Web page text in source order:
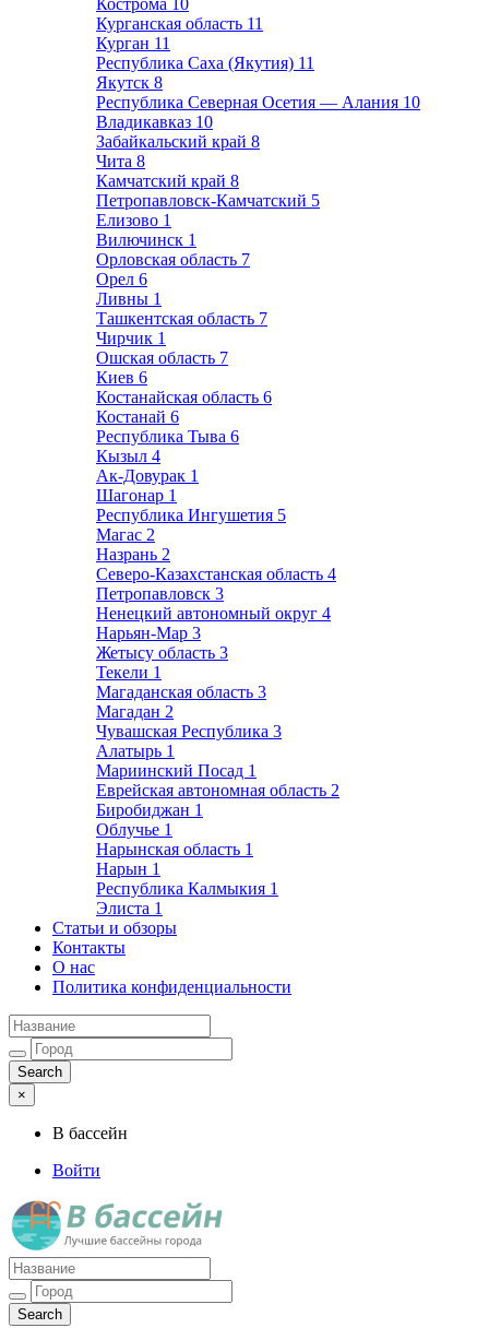
Кострома 10
Курганская область 11
Курган 11
Республика Саха (Якутия) 11
Якутск 8
Республика Северная Осетия — Алания 10
Владикавказ 10
Забайкальский край 8
Чита 8
Камчатский край 8
Петропавловск-Камчатский 5
Елизово 1
Вилючинск 1
Орловская область 7
Орел 6
Ливны 1
Ташкентская область 7
Чирчик 1
Ошская область 7
Киев 6
Костанайская область 6
Костанай 6
Республика Тыва 6
Кызыл 4
Ак-Довурак 1
Шагонар 1
Республика Ингушетия 5
Магас 2
Назрань 2
Северо-Казахстанская область 4
Петропавловск 3
Ненецкий автономный округ 4
Нарьян-Мар 3
Жетысу область 3
Текели 1
Магаданская область 3
Магадан 2
Чувашская Республика 3
Алатырь 1
Мариинский Посад 1
Еврейская автономная область 2
Биробиджан 1
Облучье 1
Нарынская область 1
Нарын 1
Республика Калмыкия 1
Элиста 1
Статьи и обзоры
Контакты
О нас
Политика конфиденциальности
×
В бассейн
Войти
Лучшие бассейны города